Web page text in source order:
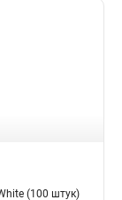
(100 штук)